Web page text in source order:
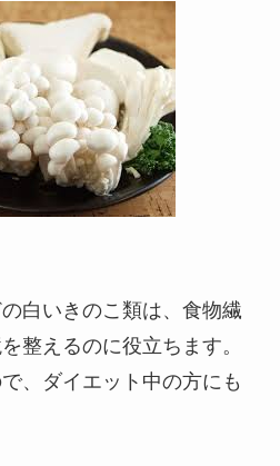
白いきのこ類は、食物繊
整えるのに役立ちます。
、ダイエット中の方にも